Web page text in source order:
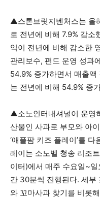
▲스톤브릿지벤처스는 올
로 전년에 비해 7.9% 감소
익이 전년에 비해 감소한
관리보수, 펀드 운영 성과
54.9% 증가하면서 매출
는 전년에 비해 54.9% 증
▲소노인터내셔널이 운영
산물인 사과로 부모와 아
‘애플팜 키즈 플레이’를
레이는 소노벨 청송 리조
이터)에서 매주 수요일~일
간 30분씩 진행된다. 세부
와 꼬마사과 찾기를 비롯